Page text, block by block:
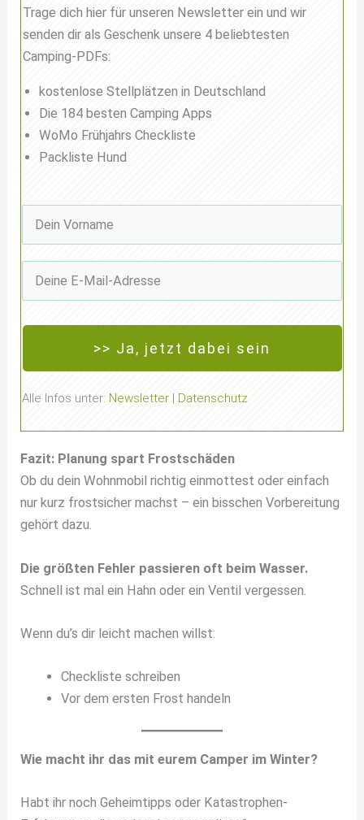
Trage dich hier für unseren Newsletter ein und wir
senden dir als Geschenk unsere 4 beliebtesten
Camping-PDFs:
kostenlose Stellplätzen in Deutschland
Die 184 besten Camping Apps
WoMo Frühjahrs Checkliste
Packliste Hund
>> Ja, jetzt dabei sein
Alle Infos unter: Newsletter | Datenschutz
Fazit: Planung spart Frostschäden
Ob du dein Wohnmobil richtig einmottest oder einfach
nur kurz frostsicher machst – ein bisschen Vorbereitung
gehört dazu.
Die größten Fehler passieren oft beim Wasser.
Schnell ist mal ein Hahn oder ein Ventil vergessen.
Wenn du’s dir leicht machen willst:
Checkliste schreiben
Vor dem ersten Frost handeln
Wie macht ihr das mit eurem Camper im Winter?
Habt ihr noch Geheimtipps oder Katastrophen-